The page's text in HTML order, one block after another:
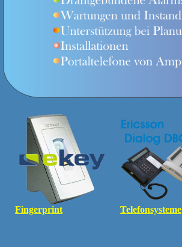
Fingerprint Telefonsysteme